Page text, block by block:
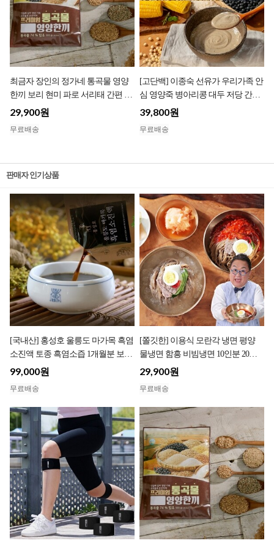
최금자 장인의 정가네 통곡물 영양
한끼 보리 현미 파로 서리태 간편 한
끼
29,900원
무료배송
[고단백] 이종숙 선유가 우리가족 안
심 영양죽 병아리콩 대두 저당 간편
죽 영양죽
39,800원
무료배송
판매자 인기상품
[국내산] 홍성호 울릉도 마가목 흑염
소진액 토종 흑염소즙 1개월분 보양
흑염소엑기스
99,000원
무료배송
[쫄깃한] 이용식 모란각 냉면 평양
물냉면 함흥 비빔냉면 10인분 20인
분
29,900원
무료배송